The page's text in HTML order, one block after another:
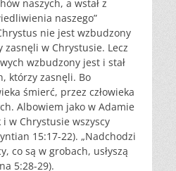
naszych, a wstał z
naszego”
nie jest wzbudzony
w Chrystusie. Lecz
wzbudzony jest i stał
którzy zasnęli. Bo
śmierć, przez człowieka
Albowiem jako w Adamie
w Chrystusie wszyscy
15:17-22). „Nadchodzi
co są w grobach, usłyszą
5:28-29).